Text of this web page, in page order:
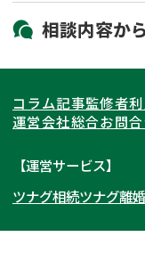
北海道・東北
北海道
岩手県
秋田県
福島県
関東
東京都
埼玉県
茨城県
東海
愛知県
岐阜県
関西
大阪府
北陸・甲信越
相談内容から
相続登記
相続手続き
家族信託
コラム記事監修者
運営会社総合お問
【運営サービス】
ツナグ相続ツナグ離